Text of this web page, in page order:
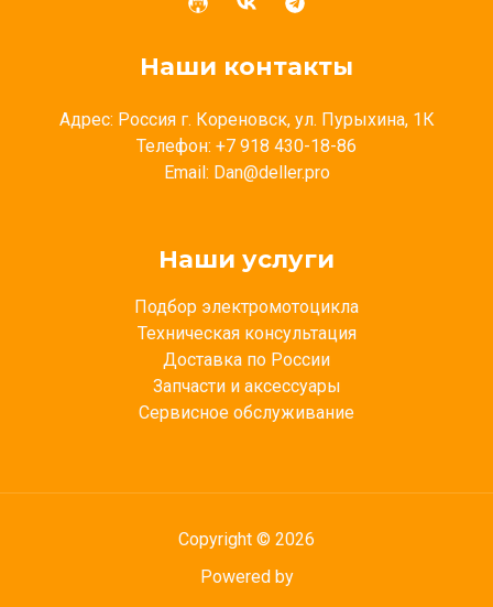
Наши контакты
Адрес: Россия г. Кореновск, ул. Пурыхина, 1К
Телефон: +7 918 430-18-86
Email: Dan@deller.pro
Наши услуги
Подбор электромотоцикла
Техническая консультация
Доставка по России
Запчасти и аксессуары
Сервисное обслуживание
Copyright © 2026
Powered by